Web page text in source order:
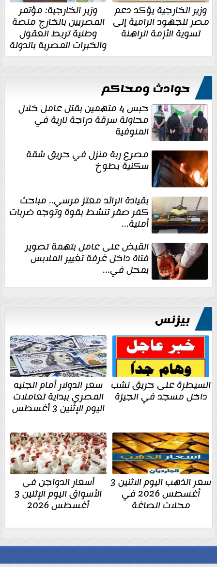
وزير الخارجية يؤكد دعم
مصر للجهود الرامية إلى
تسوية الأزمة الراهنة
وزير الخارجية: مؤتمر
المصريين بالخارج منصة
وطنية تربط العقول
والخبرات المصرية بالدولة
حوادث ومحاكم
حبس 4 متهمين بقتل عامل خلال
محاولة سرقة دراجة نارية في
المنوفية
مصرع ربة منزل في حريق شقة
سكنية بطوخ
بقيادة الرائد معتز مرسي.. مباحث
كفر صقر تنشط بقوة وتوجه ضربات
أمنية...
القبض على عامل بتهمة تصوير
فتاة داخل غرفة تغيير الملابس
بمحل في...
بيزنس
السيطرة على حريق نشب
داخل مسجد في الجيزة
سعر الدولار أمام الجنيه
المصري ببداية تعاملات
اليوم الإثنين 3 أغسطس
سعر الذهب اليوم الاثنين 3
أغسطس 2026 في
محلات الصاغة
أسعار الدواجن فى
الأسواق اليوم الإثنين 3
أغسطس 2026